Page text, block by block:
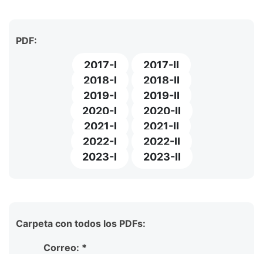
PDF:
2017-I
2017-II
2018-I
2018-II
2019-I
2019-II
2020-I
2020-II
2021-I
2021-II
2022-I
2022-II
2023-I
2023-II
Carpeta con todos los PDFs:
Correo: *